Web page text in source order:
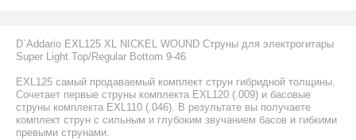
D`Addario EXL125 XL NICKEL WOUND Струны для электрогитары
Super Light Top/Regular Bottom 9-46
EXL125 самый продаваемый комплект струн гибридной толщины.
Сочетает первые струны комплекта EXL120 (.009) и басовые
струны комплекта EXL110 (.046). В результате вы получаете
комплект струн с сильным и глубоким звучанием басов и гибкими
превыми струнами.